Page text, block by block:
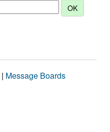
| Message Boards